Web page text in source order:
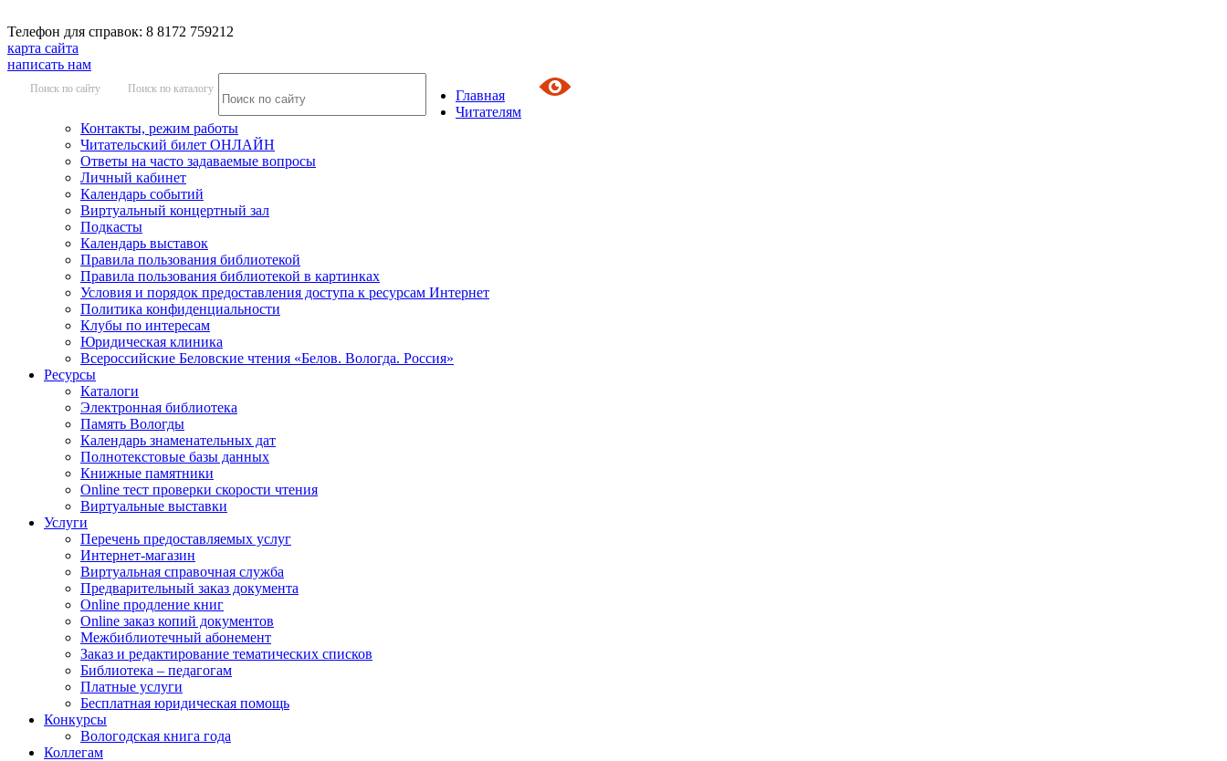
Телефон для справок: 8 8172 759212
карта сайта
написать нам
Поиск по сайту Поиск по каталогу
Главная
Читателям
Контакты, режим работы
Читательский билет ОНЛАЙН
Ответы на часто задаваемые вопросы
Личный кабинет
Календарь событий
Виртуальный концертный зал
Подкасты
Календарь выставок
Правила пользования библиотекой
Правила пользования библиотекой в картинках
Условия и порядок предоставления доступа к ресурсам Интернет
Политика конфиденциальности
Клубы по интересам
Юридическая клиника
Всероссийские Беловские чтения «Белов. Вологда. Россия»
Ресурсы
Каталоги
Электронная библиотека
Память Вологды
Календарь знаменательных дат
Полнотекстовые базы данных
Книжные памятники
Online тест проверки скорости чтения
Виртуальные выставки
Услуги
Перечень предоставляемых услуг
Интернет-магазин
Виртуальная справочная служба
Предварительный заказ документа
Online продление книг
Online заказ копий документов
Межбиблиотечный абонемент
Заказ и редактирование тематических списков
Библиотека – педагогам
Платные услуги
Бесплатная юридическая помощь
Конкурсы
Вологодская книга года
Коллегам